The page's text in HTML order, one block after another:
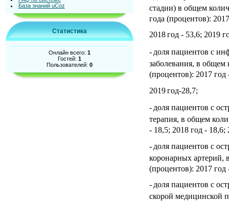
База знаний uCoz
Статистика
Онлайн всего: 1
Гостей: 1
Пользователей: 0
стадии) в общем
года (процентов):
2018год - 53,6; 2019
- доля пациентов с
заболевания, в общем
(процентов): 2017 год
2019год-28,7;
- доля пациентов с
терапия, в общем
- 18,5; 2018 год - 18,6;
- доля пациентов с
коронарных артерий,
(процентов): 2017 год
-доля пациентов с
скорой медицинской